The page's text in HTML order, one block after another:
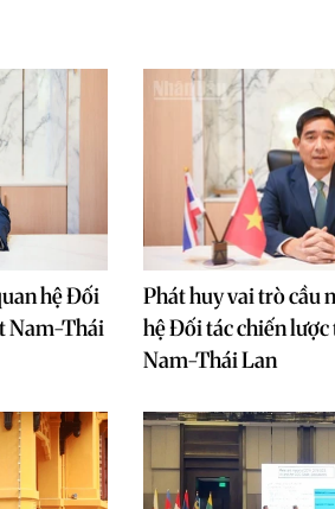
hệ Đối
Nam-Thái
Phát huy vai trò cầu
hệ Đối tác chiến
Nam-Thái Lan